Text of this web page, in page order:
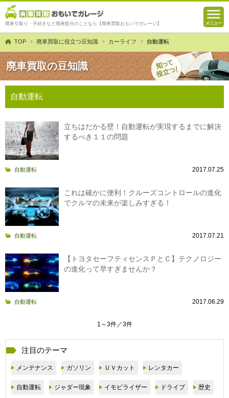
廃車引取り・手続きなど廃車処分のことなら【廃車買取おもいでガレージ】
TOP 廃車買取に役立つ豆知識 カーライフ 自動運転
廃車買取の豆知識
自動運転
立ちはだかる壁！自動運転が実現するまでに解決
するべき１１の問題
自動運転 2017.07.25
これは確かに便利！クルーズコントロールの進化
でクルマの未来が楽しみすぎる！
自動運転 2017.07.21
【トヨタセーフティセンスＰとＣ】テクノロジー
の進化って早すぎませんか？
自動運転 2017.06.29
1～3件／3件
注目のテーマ
メンテナンス ガソリン ＵＶカット レンタカー
自動運転 ジャダー現象 イモビライザー ドライブ 歴史